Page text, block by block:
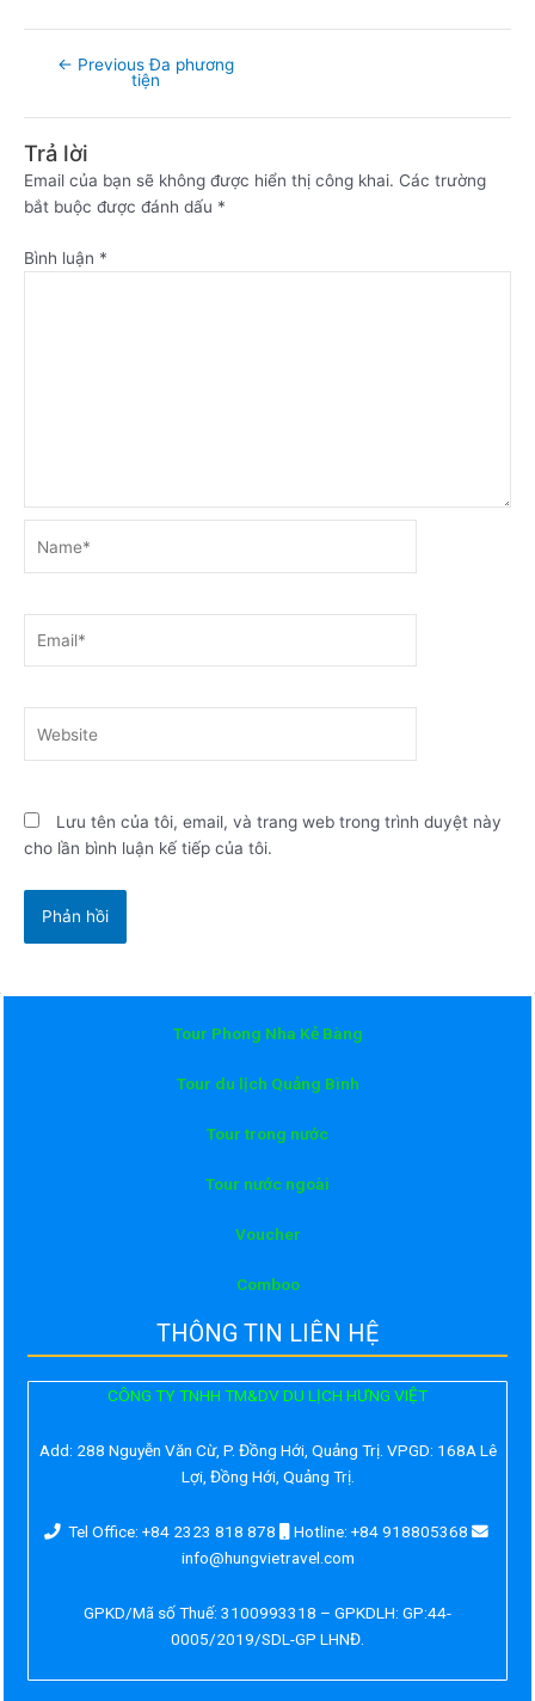
← Previous Đa phương
tiện
Trả lời
Email của bạn sẽ không được hiển thị công khai. Các trường
bắt buộc được đánh dấu *
Bình luận *
Lưu tên của tôi, email, và trang web trong trình duyệt này
cho lần bình luận kế tiếp của tôi.
Tour Phong Nha Kẻ Bàng
Tour du lịch Quảng Bình
Tour trong nước
Tour nước ngoài
Voucher
Comboo
THÔNG TIN LIÊN HỆ
CÔNG TY TNHH TM&DV DU LỊCH HƯNG VIỆT
Add: 288 Nguyễn Văn Cừ, P. Đồng Hới, Quảng Trị. VPGD: 168A Lê
Lợi, Đồng Hới, Quảng Trị.
Tel Office: +84 2323 818 878
Hotline: +84 918805368
info@hungvietravel.com
GPKD/Mã số Thuế: 3100993318 – GPKDLH: GP:44-
0005/2019/SDL-GP LHNĐ.